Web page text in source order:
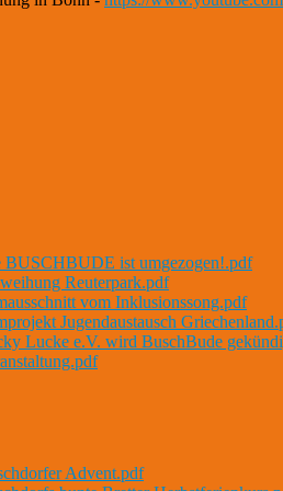
ist umgezogen!.pdf
Reuterpark.pdf
vom Inklusionssong.pdf
Jugendaustausch
Lucke e.V. wird BuschBude
Advent.pdf